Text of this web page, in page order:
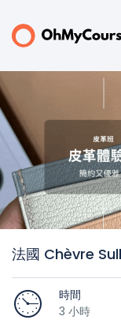
法國 Chèvre
時間
3 小時